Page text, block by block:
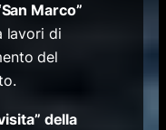
Marco”
lavori di
del
della